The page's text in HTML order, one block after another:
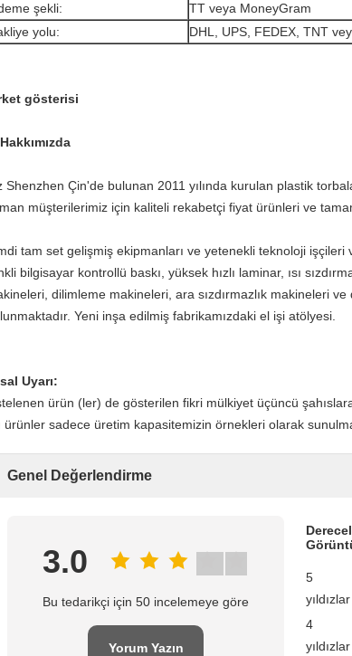
şekli:
TT veya MoneyGram
yolu:
DHL, UPS, FEDEX, TNT
gösterisi
Shenzhen Çin'de bulunan 2011 yılında kurulan plastik
müşterilerimiz için kaliteli rekabetçi fiyat ürünleri ve
tam set gelişmiş ekipmanları ve yetenekli teknoloji işçileri
bilgisayar kontrollü baskı, yüksek hızlı laminar, ısı
dilimleme makineleri, ara sızdırmazlık makineleri
Yeni inşa edilmiş fabrikamızdaki el işi atölyesi.
Uyarı:
ürün (ler) de gösterilen fikri mülkiyet üçüncü
ürünler sadece üretim kapasitemizin örnekleri olarak
Genel Değerlendirme
3.0
Bu tedarikçi için 50 incelemeye göre
Yorum Yazın
5
yıldızlar
4
yıldızlar